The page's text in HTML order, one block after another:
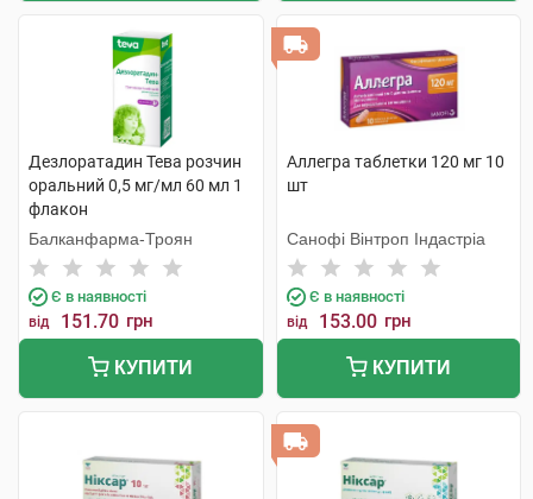
Дезлоратадин Тева розчин
оральний 0,5 мг/мл 60 мл 1
флакон
Балканфарма-Троян
Є в наявності
від 151.70 грн
КУПИТИ
Аллегра таблетки 120 мг 10
шт
Санофі Вінтроп Індастріа
Є в наявності
від 153.00 грн
КУПИТИ